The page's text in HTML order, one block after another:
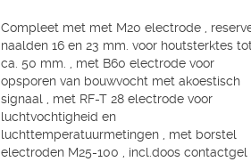
Compleet met met M20 electrode ,
naalden 16 en 23 mm. voor houtsterktes tot
ca. 50 mm. , met B60 electrode voor
opsporen van bouwvocht met akoestisch
signaal , met RF-T 28 electrode voor
luchtvochtigheid en
luchttemperatuurmetingen , met borstel
electroden M25-100 , incl.doos contactgel ,